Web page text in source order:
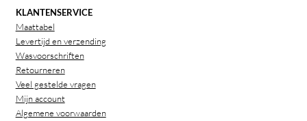
KLANTENSERVICE
Maattabel
Levertijd en verzending
Wasvoorschriften
Retourneren
Veel gestelde vragen
Mijn account
Algemene voorwaarden